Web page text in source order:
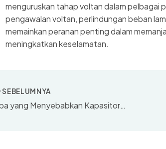
menguruskan tahap voltan dalam pelbagai
pengawalan voltan, perlindungan beban
memainkan peranan penting dalam
meningkatkan keselamatan.
SEBELUMNYA
Apa yang Menyebabkan Kapasitor Gagal